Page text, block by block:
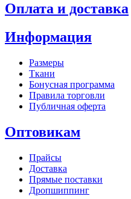
Оплата и доставка
Информация
Размеры
Ткани
Бонусная программа
Правила торговли
Публичная оферта
Оптовикам
Прайсы
Доставка
Прямые поставки
Дропшиппинг